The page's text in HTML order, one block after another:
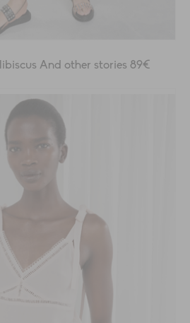
And other stories 89€